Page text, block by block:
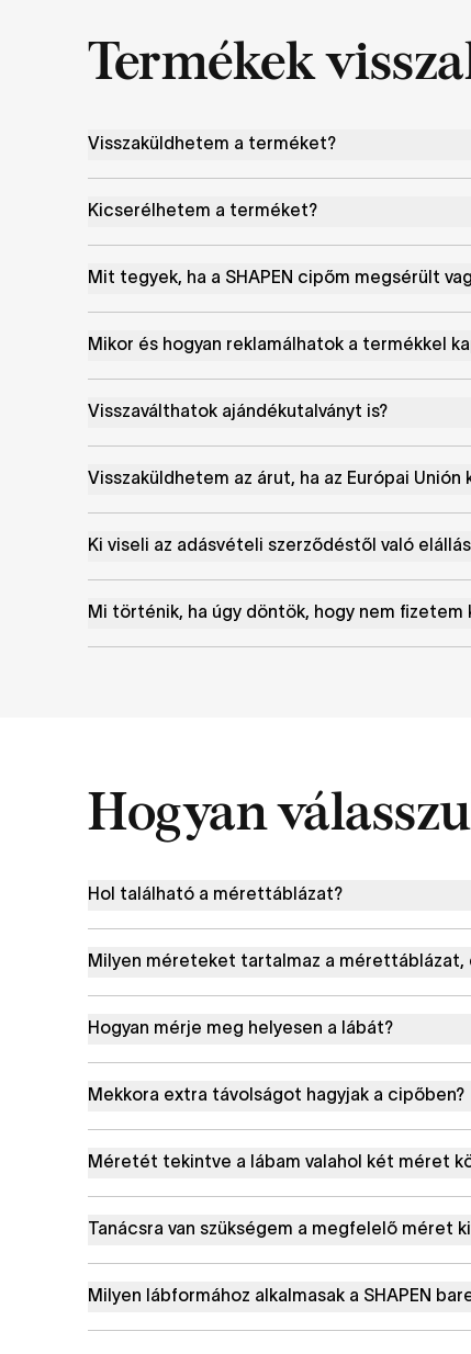
Termékek
Visszaküldhetem a terméket?
Kicserélhetem a terméket?
Mit tegyek, ha a SHAPEN cipőm megsérült
Mikor és hogyan reklamálhatok a termékkel
Visszaválthatok ajándékutalványt is?
Visszaküldhetem az árut, ha az Európai Unión
Ki viseli az adásvételi szerződéstől való
Mi történik, ha úgy döntök, hogy nem fizetem
Hogyan
Hol található a mérettáblázat?
Milyen méreteket tartalmaz a mérettáblázat,
Hogyan mérje meg helyesen a lábát?
Mekkora extra távolságot hagyjak a cipőben?
Méretét tekintve a lábam valahol két méret
Tanácsra van szükségem a megfelelő méret
Milyen lábformához alkalmasak a SHAPEN